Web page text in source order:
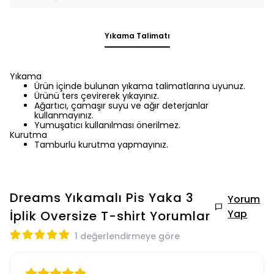
Yıkama Talimatı
Yıkama
Ürün içinde bulunan yıkama talimatlarına uyunuz.
Ürünü ters çevirerek yıkayınız.
Ağartıcı, çamaşır suyu ve ağır deterjanlar
kullanmayınız.
Yumuşatıcı kullanılması önerilmez.
Kurutma
Tamburlu kurutma yapmayınız.
Dreams Yıkamalı Pis Yaka 3
İplik Oversize T-shirt Yorumlar
Yorum
Yap
1 değerlendirmeye göre